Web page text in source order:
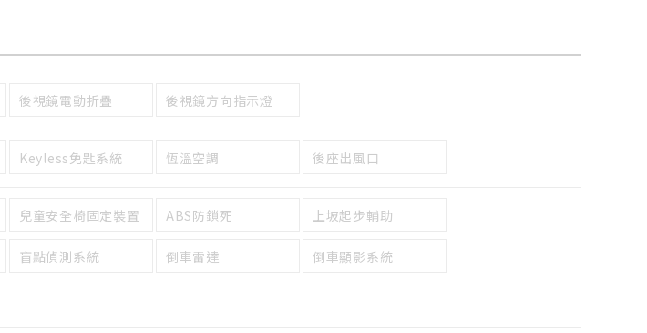
後視鏡電動折疊 後視鏡方向指示燈
Keyless免匙系統 恆溫空調 後座出風口
兒童安全椅固定裝置 ABS防鎖死 上坡起步輔助
盲點偵測系統 倒車雷達 倒車顯影系統